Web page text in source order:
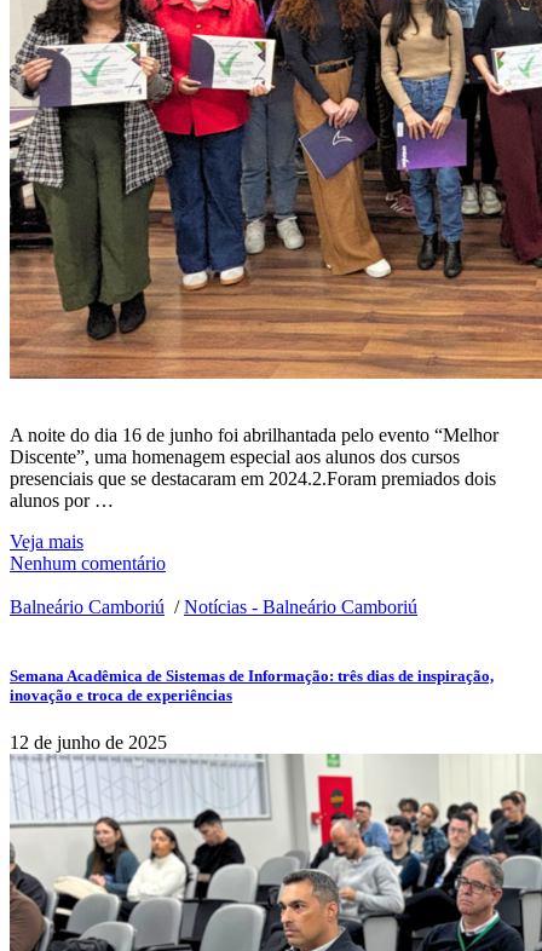
A noite do dia 16 de junho foi abrilhantada pelo evento “Melhor
Discente”, uma homenagem especial aos alunos dos cursos
presenciais que se destacaram em 2024.2.Foram premiados dois
alunos por …
Veja mais
Nenhum comentário
Balneário Camboriú /Notícias - Balneário Camboriú
Semana Acadêmica de Sistemas de Informação: três dias de inspiração,
inovação e troca de experiências
12 de junho de 2025